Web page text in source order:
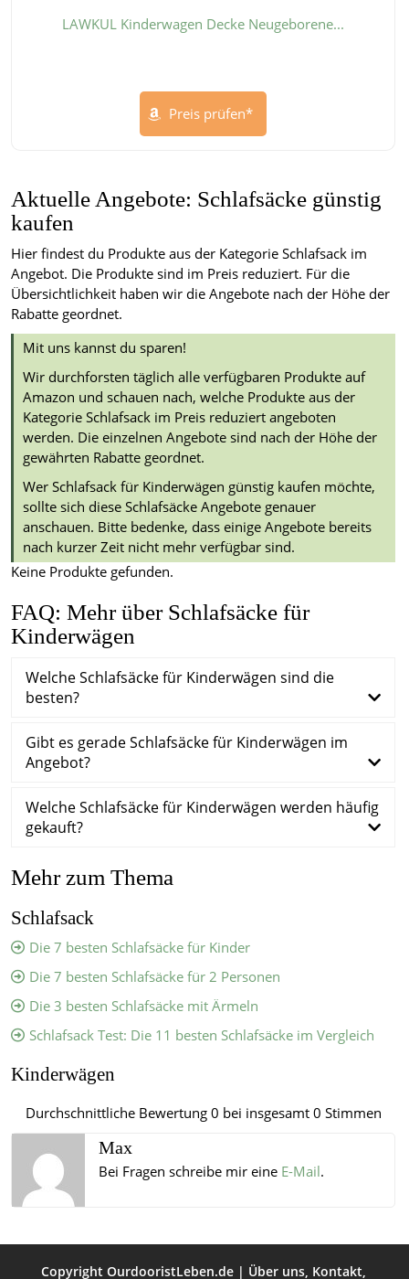
LAWKUL Kinderwagen Decke Neugeborene...
Preis prüfen*
Aktuelle Angebote: Schlafsäcke günstig
kaufen
Hier findest du Produkte aus der Kategorie Schlafsack im
Angebot. Die Produkte sind im Preis reduziert. Für die
Übersichtlichkeit haben wir die Angebote nach der Höhe der
Rabatte geordnet.
Mit uns kannst du sparen!
Wir durchforsten täglich alle verfügbaren Produkte auf
Amazon und schauen nach, welche Produkte aus der
Kategorie Schlafsack im Preis reduziert angeboten
werden. Die einzelnen Angebote sind nach der Höhe der
gewährten Rabatte geordnet.
Wer Schlafsack für Kinderwägen günstig kaufen möchte,
sollte sich diese Schlafsäcke Angebote genauer
anschauen. Bitte bedenke, dass einige Angebote bereits
nach kurzer Zeit nicht mehr verfügbar sind.
Keine Produkte gefunden.
FAQ: Mehr über Schlafsäcke für
Kinderwägen
Welche Schlafsäcke für Kinderwägen sind die
besten?
Gibt es gerade Schlafsäcke für Kinderwägen im
Angebot?
Welche Schlafsäcke für Kinderwägen werden häufig
gekauft?
Mehr zum Thema
Schlafsack
Die 7 besten Schlafsäcke für Kinder
Die 7 besten Schlafsäcke für 2 Personen
Die 3 besten Schlafsäcke mit Ärmeln
Schlafsack Test: Die 11 besten Schlafsäcke im Vergleich
Kinderwägen
Durchschnittliche Bewertung0 bei insgesamt0 Stimmen
Max
Bei Fragen schreibe mir eine E-Mail.
Copyright OurdooristLeben.de| Über uns, Kontakt,